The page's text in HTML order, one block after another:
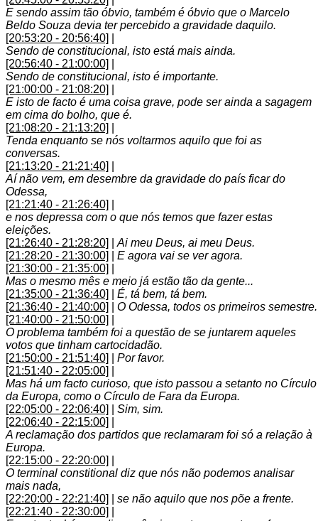
E sendo assim tão óbvio, também é óbvio que o Marcelo
Beldo Souza devia ter percebido a gravidade daquilo.
[20:53:20 - 20:56:40]
Sendo de constitucional, isto está mais ainda.
[20:56:40 - 21:00:00]
Sendo de constitucional, isto é importante.
[21:00:00 - 21:08:20]
E isto de facto é uma coisa grave, pode ser ainda a sagagem
em cima do bolho, que é.
[21:08:20 - 21:13:20]
Tenda enquanto se nós voltarmos aquilo que foi as
conversas.
[21:13:20 - 21:21:40]
Aí não vem, em desembre da gravidade do país ficar do
Odessa,
[21:21:40 - 21:26:40]
e nos depressa com o que nós temos que fazer estas
eleições.
[21:26:40 - 21:28:20]
Ai meu Deus, ai meu Deus.
[21:28:20 - 21:30:00]
E agora vai se ver agora.
[21:30:00 - 21:35:00]
Mas o mesmo mês e meio já estão tão da gente...
[21:35:00 - 21:36:40]
É, tá bem, tá bem.
[21:36:40 - 21:40:00]
O Odessa, todos os primeiros semestre.
[21:40:00 - 21:50:00]
O problema também foi a questão de se juntarem aqueles
votos que tinham cartocidadão.
[21:50:00 - 21:51:40]
Por favor.
[21:51:40 - 22:05:00]
Mas há um facto curioso, que isto passou a setanto no Círculo
da Europa, como o Círculo de Fara da Europa.
[22:05:00 - 22:06:40]
Sim, sim.
[22:06:40 - 22:15:00]
A reclamação dos partidos que reclamaram foi só a relação à
Europa.
[22:15:00 - 22:20:00]
O terminal constitional diz que nós não podemos analisar
mais nada,
[22:20:00 - 22:21:40]
se não aquilo que nos põe a frente.
[22:21:40 - 22:30:00]